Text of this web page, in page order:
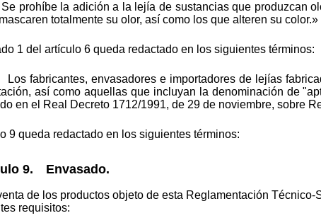
prohíbe la adición a la lejía de sustancias que produzcan
totalmente su olor, así como los que alteren su color.»
1 del artículo 6 queda redactado en los siguientes términos:
fabricantes, envasadores e importadores de lejías
así como aquellas que incluyan la denominación de
en el Real Decreto 1712/1991, de 29 de noviembre, sobre
queda redactado en los siguientes términos:
9. Envasado.
de los productos objeto de esta Reglamentación
requisitos: